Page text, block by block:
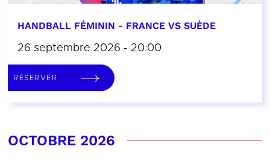
HANDBALL FÉMININ - FRANCE VS SUÈDE
26 septembre 2026 - 20:00
RÉSERVER
OCTOBRE 2026